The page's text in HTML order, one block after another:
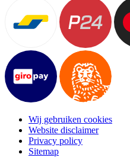
Wij gebruiken cookies
Website disclaimer
Privacy policy
Sitemap